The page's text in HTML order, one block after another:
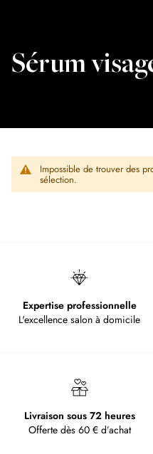
Sérum
Impossible de trouver des
sélection.
Expertise professionnelle
L'excellence salon à domicile
Livraison sous 72 heures
Offerte dès 60 € d’achat